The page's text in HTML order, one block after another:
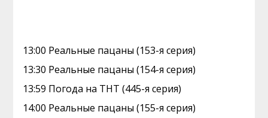
13:00 Реальные пацаны (153-я серия)
13:30 Реальные пацаны (154-я серия)
13:59 Погода на ТНТ (445-я серия)
14:00 Реальные пацаны (155-я серия)